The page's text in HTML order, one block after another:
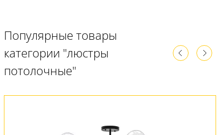
Популярные товары
категории "люстры
потолочные"